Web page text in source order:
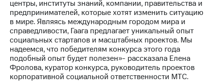
центры, институты знаний, компании, правительства и
предпринимателей, которые хотят изменить ситуацию
в мире. Являясь международным городом мира и
справедливости, Гаага предлагает уникальный опыт
социальных стартапов и масштабных проектов. Мы
надеемся, что победителям конкурса этого года
подобный опыт будет полезен»- рассказала Елена
Фролова, куратор конкурса, руководитель проектов
корпоративной социальной ответственности МТС.